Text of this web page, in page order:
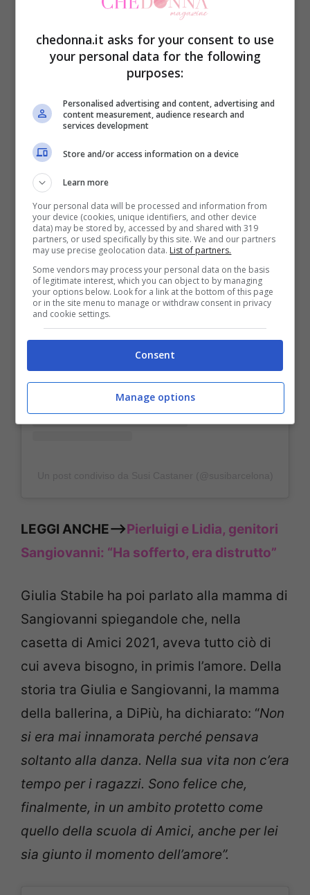
ciò che ti è successo in questi mesi
detto la signora sottolineando anche la
crescita fatta dalla figlia.
Visualizza questo post su Instagram
LEGGI ANCHE—>Pierluigi e Lidia, genitori
Sangiovanni: “Ha sofferto, era distrutto”
Giulia Stabile ha poi parlato alla mamma di
Sangiovanni spiegandole che, nella
casetta di Amici 2021, aveva tutto ciò di
cui aveva bisogno, in primis l’amore. Della
storia tra Giulia e Sangiovanni, la mamma
della ballerina, a DiPiù, ha dichiarato: “Non
si era mai innamorata perché pensava
soltanto alla danza. Nella sua vita non c’era
tempo per i ragazzi. Sono felice che,
finalmente, in un ambito protetto come
quello della scuola di Amici, anche per lei
sia giunto il momento dell’amore”.
chedonna.it asks for your consent to use
your personal data for the following
purposes:
Personalised advertising and content, advertising and
content measurement, audience research and
services development
Store and/or access information on a device
Learn more
Your personal data will be processed and information from
your device (cookies, unique identifiers, and other device
data) may be stored by, accessed by and shared with 319
partners, or used specifically by this site. We and our partners
may use precise geolocation data. List of partners.
Some vendors may process your personal data on the basis
of legitimate interest, which you can object to by managing
your options below. Look for a link at the bottom of this page
or in the site menu to manage or withdraw consent in privacy
and cookie settings.
Consent
Manage options